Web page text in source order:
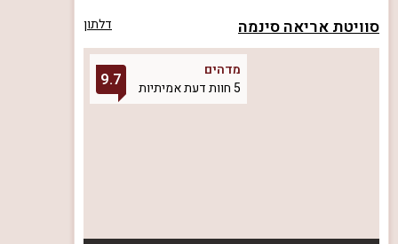
סוויטת אריאה סינמה דלתון
מדהים
5 חוות דעת אמיתיות
9.7